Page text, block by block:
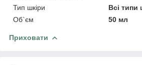
Тип шкіри
Всі типи
Об`єм
50 мл
Приховати